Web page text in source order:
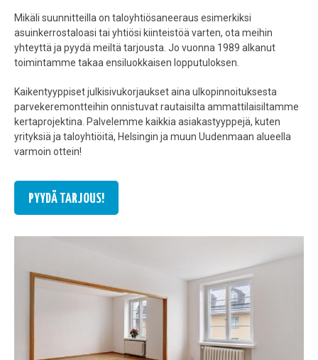
Mikäli suunnitteilla on taloyhtiösaneeraus esimerkiksi
asuinkerrostaloasi tai yhtiösi kiinteistöä varten, ota meihin
yhteyttä ja pyydä meiltä tarjousta. Jo vuonna 1989 alkanut
toimintamme takaa ensiluokkaisen lopputuloksen.
Kaikentyyppiset julkisivukorjaukset aina ulkopinnoituksesta
parvekeremontteihin onnistuvat rautaisilta ammattilaisiltamme
kertaprojektina. Palvelemme kaikkia asiakastyyppejä, kuten
yrityksiä ja taloyhtiöitä, Helsingin ja muun Uudenmaan alueella
varmoin ottein!
PYYDÄ TARJOUS!